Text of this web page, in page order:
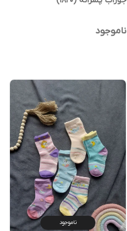
ناموجود
ناموجود